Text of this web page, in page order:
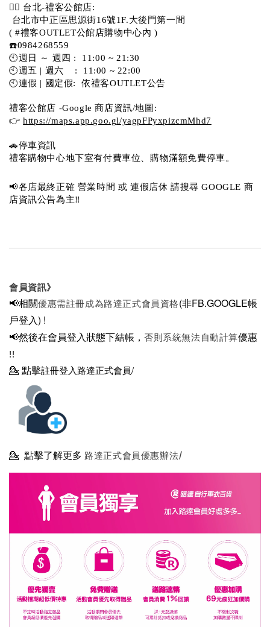
💁‍♀️ 台北-禮客公館店:
台北市中正區思源街16號1F.大後門第一間
( #禮客OUTLET公館店購物中心內 )
☎️0984268559
🕙週日 ～ 週四 :  11:00 ~ 21:30
🕙週五 | 週六    :  11:00 ~ 22:00
🕙連假 | 國定假:  依禮客OUTLET公告
禮客公館店 -Google 商店資訊/地圖:
👉 https://maps.app.goo.gl/yagpFPyxpizcmMhd7
🚗停車資訊
禮客購物中心地下室有付費車位、購物滿額免費停車。
📢各店最終正確 營業時間 或 連假店休 請搜尋 GOOGLE 商
店資訊公告為主‼️
會員資訊》
📢相關優惠需註冊成為路達正式會員資格(非FB.GOOGLE帳
戶登入) !
📢然後在會員登入狀態下結帳， 否則系統無法自動計算優惠
!!
💁 點擊註冊登入路達正式會員/
💁 點擊了解更多 路達正式會員優惠辦法/